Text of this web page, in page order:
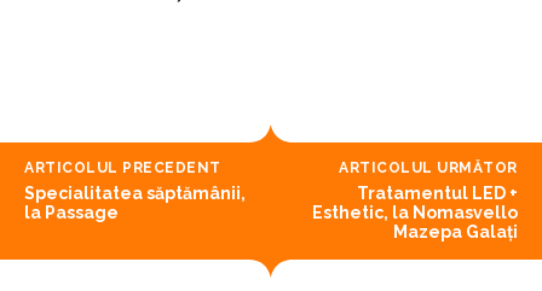
ARTICOLUL PRECEDENT
Specialitatea săptămânii,
la Passage
ARTICOLUL URMĂTOR
Tratamentul LED +
Esthetic, la Nomasvello
Mazepa Galați